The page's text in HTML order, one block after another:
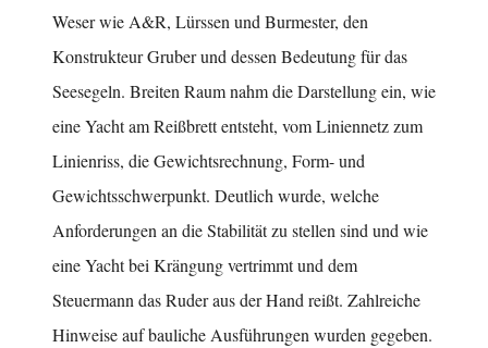
Weser wie A&R, Lürssen und Burmester, den
Konstrukteur Gruber und dessen Bedeutung für das
Seesegeln. Breiten Raum nahm die Darstellung ein, wie
eine Yacht am Reißbrett entsteht, vom Liniennetz zum
Linienriss, die Gewichtsrechnung, Form- und
Gewichtsschwerpunkt. Deutlich wurde, welche
Anforderungen an die Stabilität zu stellen sind und wie
eine Yacht bei Krängung vertrimmt und dem
Steuermann das Ruder aus der Hand reißt. Zahlreiche
Hinweise auf bauliche Ausführungen wurden gegeben.